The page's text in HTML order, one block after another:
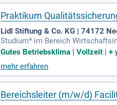
Praktikum
Lidl Stiftung & Co. KG | 74172
Studium* im Bereich
n Studiengang; Analysefähigkeit
Gutes Betriebsklima | Vollzeit |+
mehr erfahren
Bereichsleiter (m/w/d)